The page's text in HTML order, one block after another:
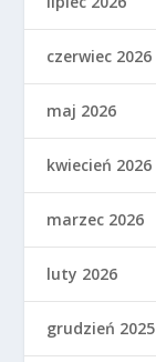
czerwiec 2026
maj 2026
kwiecień 2026
marzec 2026
luty 2026
grudzień 2025